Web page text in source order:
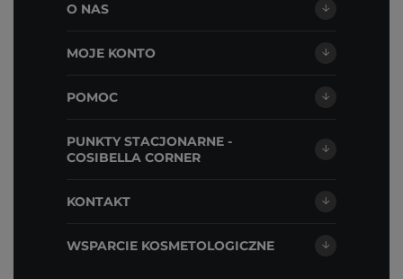
O NAS
MOJE KONTO
POMOC
PUNKTY STACJONARNE -
COSIBELLA CORNER
KONTAKT
WSPARCIE KOSMETOLOGICZNE